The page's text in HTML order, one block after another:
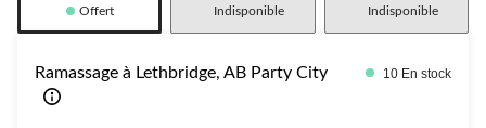
Offert Indisponible Indisponible
Ramassage à Lethbridge, AB Party City 10 En stock